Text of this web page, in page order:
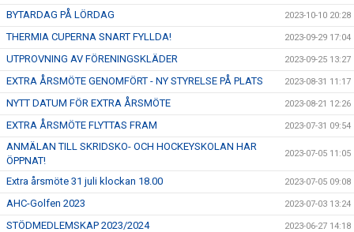
BYTARDAG PÅ LÖRDAG 2023-10-10 20:28
THERMIA CUPERNA SNART FYLLDA! 2023-09-29 17:04
UTPROVNING AV FÖRENINGSKLÄDER 2023-09-25 13:27
EXTRA ÅRSMÖTE GENOMFÖRT - NY STYRELSE PÅ PLATS 2023-08-31 11:17
NYTT DATUM FÖR EXTRA ÅRSMÖTE 2023-08-21 12:26
EXTRA ÅRSMÖTE FLYTTAS FRAM 2023-07-31 09:54
ANMÄLAN TILL SKRIDSKO- OCH HOCKEYSKOLAN HAR
ÖPPNAT!
2023-07-05 11:05
Extra årsmöte 31 juli klockan 18.00 2023-07-05 09:08
AHC-Golfen 2023 2023-07-03 13:24
STÖDMEDLEMSKAP 2023/2024 2023-06-27 14:18